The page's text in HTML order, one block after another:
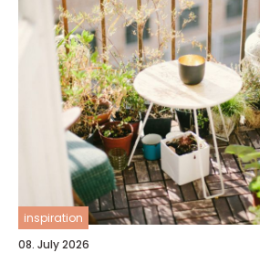
inspiration
08. July 2026